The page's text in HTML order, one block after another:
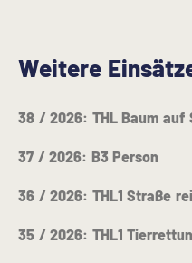
Weitere
38 / 2026: THL Baum auf
37 / 2026: B3 Person
36 / 2026: THL1 Straße
35 / 2026: THL1